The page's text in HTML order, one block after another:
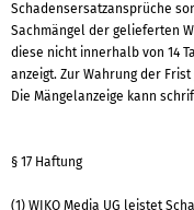
Schadensersatzansprüche
Sachmängel der gelieferten
diese nicht innerhalb von 14
anzeigt. Zur Wahrung der
Die Mängelanzeige kann
§ 17 Haftung
(1) WIKO Media UG leistet